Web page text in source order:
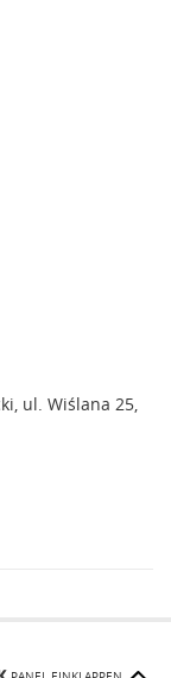
ul. Wiślana 25,